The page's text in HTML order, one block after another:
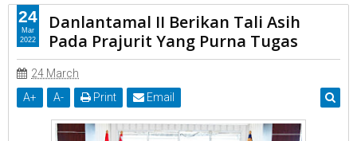
Terbaru
Danlantamal II Berikan Tali Asih Pada Prajurit Yang Purna Tugas
Danlantamal II Berikan Tali Asih
Pada Prajurit Yang Purna Tugas
24 March
A+ A- Print Email
24
Mar
2022